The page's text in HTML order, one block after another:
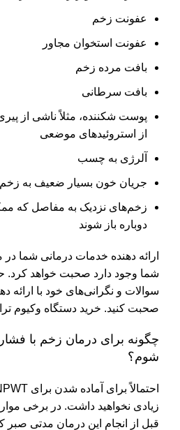
عفونت زخم
عفونت استخوان مجاور
بافت مرده زخم
بافت سرطانی
پوست شکننده، مثلاً ناشی از
از استروئیدهای موضعی
آلرژی به چسب
جریان خون بسیار ضعیف به
زخم‌های نزدیک به مفاصل که
دوباره باز شوند
ارائه دهنده خدمات درمانی شما
شما وجود دارد صحبت خواهد کرد.
سوالات و نگرانی‌های خود با ارائه
صحبت کنید. خرید دستگاه وکیوم
شوم؟
زیادی نخواهید داشت. در برخی
قبل از انجام این درمان مدتی صبر